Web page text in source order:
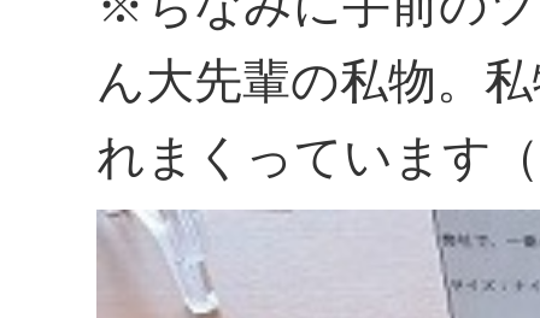
ん大先輩の私物。
れまくっています